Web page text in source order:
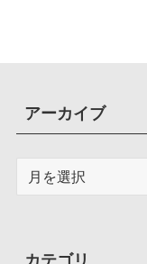
アーカイブ
ブカテゴリ